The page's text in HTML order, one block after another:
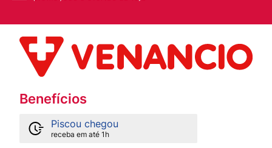
Benefícios
Piscou chegou
receba em até 1h